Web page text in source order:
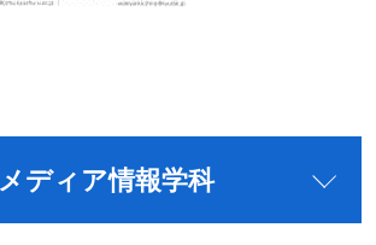
メディア情報学科